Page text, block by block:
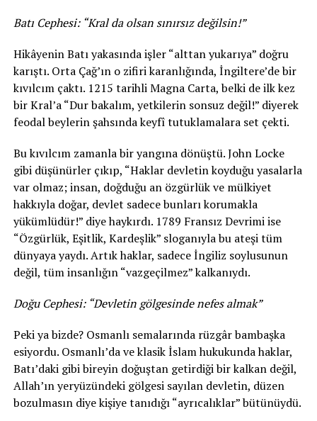
Batı Cephesi: “Kral da olsan sınırsız değilsin!”
Hikâyenin Batı yakasında işler “alttan yukarıya” doğru
karıştı. Orta Çağ’ın o zifiri karanlığında, İngiltere’de bir
kıvılcım çaktı. 1215 tarihli Magna Carta, belki de ilk kez
bir Kral’a “Dur bakalım, yetkilerin sonsuz değil!” diyerek
feodal beylerin şahsında keyfî tutuklamalara set çekti.
Bu kıvılcım zamanla bir yangına dönüştü. John Locke
gibi düşünürler çıkıp, “Haklar devletin koyduğu yasalarla
var olmaz; insan, doğduğu an özgürlük ve mülkiyet
hakkıyla doğar, devlet sadece bunları korumakla
yükümlüdür!” diye haykırdı. 1789 Fransız Devrimi ise
“Özgürlük, Eşitlik, Kardeşlik” sloganıyla bu ateşi tüm
dünyaya yaydı. Artık haklar, sadece İngiliz soylusunun
değil, tüm insanlığın “vazgeçilmez” kalkanıydı.
Doğu Cephesi: “Devletin gölgesinde nefes almak”
Peki ya bizde? Osmanlı semalarında rüzgâr bambaşka
esiyordu. Osmanlı’da ve klasik İslam hukukunda haklar,
Batı’daki gibi bireyin doğuştan getirdiği bir kalkan değil,
Allah’ın yeryüzündeki gölgesi sayılan devletin, düzen
bozulmasın diye kişiye tanıdığı “ayrıcalıklar” bütünüydü.